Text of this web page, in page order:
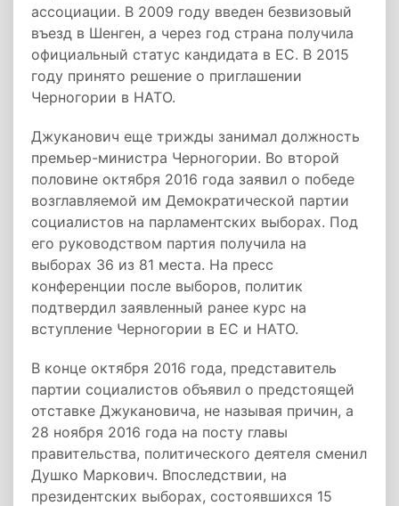
ассоциации. В 2009 году введен безвизовый
въезд в Шенген, а через год страна получила
официальный статус кандидата в ЕС. В 2015
году принято решение о приглашении
Черногории в НАТО.
Джуканович еще трижды занимал должность
премьер-министра Черногории. Во второй
половине октября 2016 года заявил о победе
возглавляемой им Демократической партии
социалистов на парламентских выборах. Под
его руководством партия получила на
выборах 36 из 81 места. На пресс
конференции после выборов, политик
подтвердил заявленный ранее курс на
вступление Черногории в ЕС и НАТО.
В конце октября 2016 года, представитель
партии социалистов объявил о предстоящей
отставке Джукановича, не называя причин, а
28 ноября 2016 года на посту главы
правительства, политического деятеля сменил
Душко Маркович. Впоследствии, на
президентских выборах, состоявшихся 15